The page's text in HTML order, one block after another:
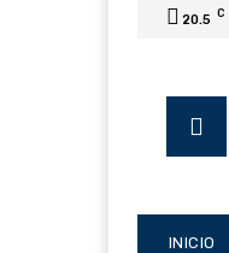
20.5 C
INICIO